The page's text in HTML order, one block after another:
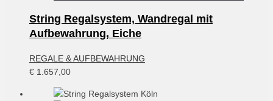
String Regalsystem, Wandregal mit
Aufbewahrung, Eiche
REGALE & AUFBEWAHRUNG
€ 1.657,00